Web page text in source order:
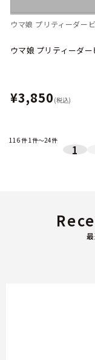
ウマ娘 プリティーダー
ウマ娘 プリティーダ
¥3,850 (税込)
116件1件～24件
1